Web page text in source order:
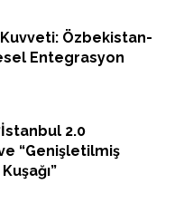
Kuvveti: Özbekistan-
Entegrasyon
2.0
ve “Genişletilmiş